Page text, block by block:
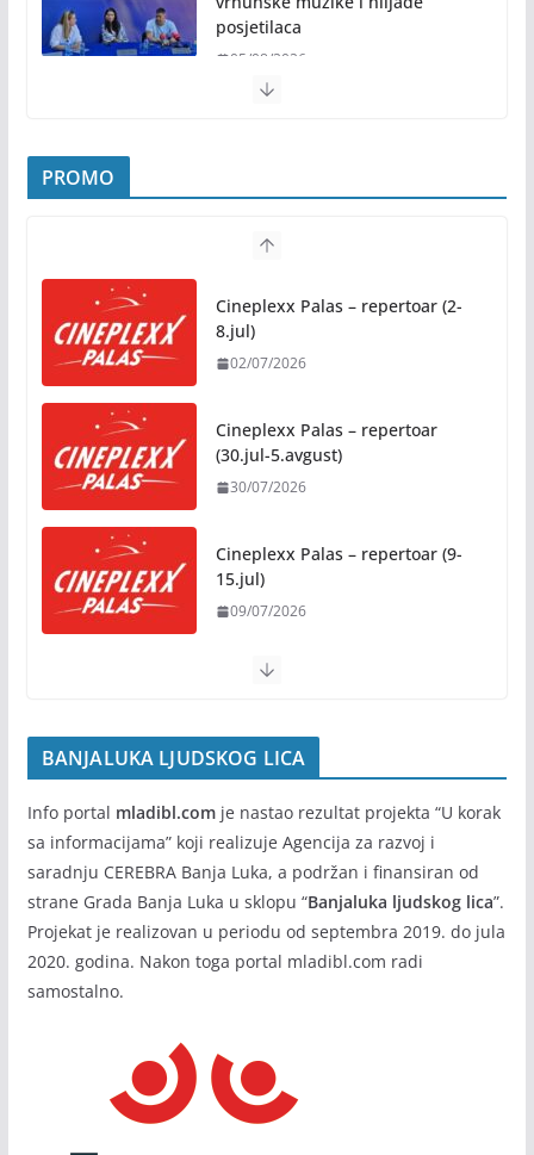
posjetilaca
05/08/2026
04/08/2026
Zašto hiljade ljudi istovremeno osjećaju isto?
Nauka iza festivalske energije
04/08/2026
Besplatni udžbenici za sve osnovce od školske
2026/2027. godine
07/08/2026
Rukotvorine u srcu grada:
Kočićevim danima
07/08/2026
PROMO
Cineplexx Palas – repertoar (2-
8.jul)
02/07/2026
Cineplexx Palas – repertoar
(30.jul-5.avgust)
30/07/2026
Cineplexx Palas – repertoar (9-
15.jul)
09/07/2026
BANJALUKA LJUDSKOG LICA
Info portal mladibl.comje nastao rezultat projekta “U korak
sa informacijama” koji realizuje Agencija za razvoj i
saradnju CEREBRA Banja Luka, a podržan i finansiran od
strane Grada Banja Luka u sklopu “Banjaluka ljudskog lica”.
Projekat je realizovan u periodu od septembra 2019. do jula
2020. godina. Nakon toga portal mladibl.com radi
samostalno.